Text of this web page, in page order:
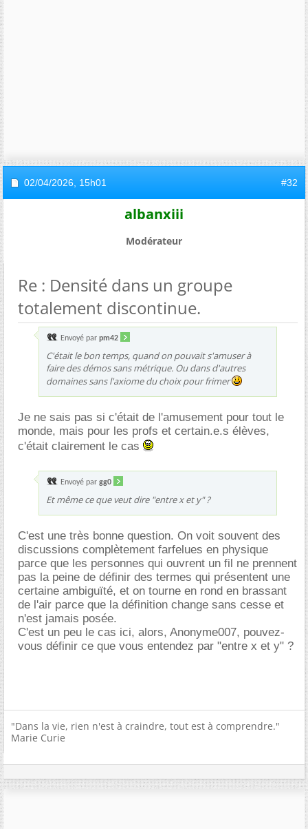
02/04/2026, 15h01 #32
albanxiii
Modérateur
Re : Densité dans un groupe
totalement discontinue.
Envoyé par pm42
C'était le bon temps, quand on pouvait s'amuser à
faire des démos sans métrique. Ou dans d'autres
domaines sans l'axiome du choix pour frimer
Je ne sais pas si c'était de l'amusement pour tout le
monde, mais pour les profs et certain.e.s élèves,
c'était clairement le cas
Envoyé par gg0
Et même ce que veut dire "entre x et y" ?
C'est une très bonne question. On voit souvent des
discussions complètement farfelues en physique
parce que les personnes qui ouvrent un fil ne prennent
pas la peine de définir des termes qui présentent une
certaine ambiguïté, et on tourne en rond en brassant
de l'air parce que la définition change sans cesse et
n'est jamais posée.
C'est un peu le cas ici, alors, Anonyme007, pouvez-
vous définir ce que vous entendez par "entre x et y" ?
"Dans la vie, rien n'est à craindre, tout est à comprendre."
Marie Curie